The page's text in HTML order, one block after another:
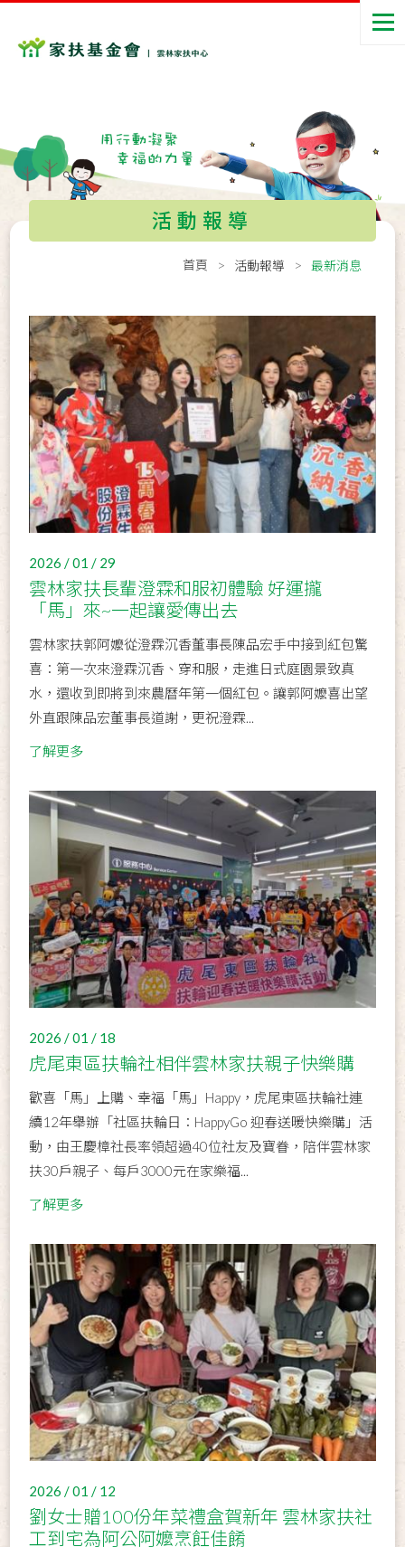
活動報導
首頁 活動報導 最新消息
2026 / 01 / 29
雲林家扶長輩澄霖和服初體驗 好運攏
「馬」來~一起讓愛傳出去
雲林家扶郭阿嬤從澄霖沉香董事長陳品宏手中接到紅包驚
喜：第一次來澄霖沉香、穿和服，走進日式庭園景致真
水，還收到即將到來農曆年第一個紅包。讓郭阿嬤喜出望
外直跟陳品宏董事長道謝，更祝澄霖...
了解更多
2026 / 01 / 18
虎尾東區扶輪社相伴雲林家扶親子快樂購
歡喜「馬」上購、幸福「馬」Happy，虎尾東區扶輪社連
續12年舉辦「社區扶輪日：HappyGo 迎春送暖快樂購」活
動，由王慶樟社長率領超過40位社友及寶眷，陪伴雲林家
扶30戶親子、每戶3000元在家樂福...
了解更多
2026 / 01 / 12
劉女士贈100份年菜禮盒賀新年 雲林家扶社
工到宅為阿公阿嬤烹飪佳餚